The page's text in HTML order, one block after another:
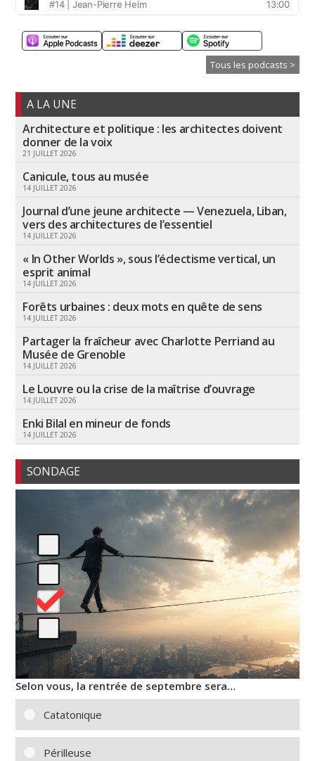
Tous les podcasts >
A LA UNE
Architecture et politique : les architectes doivent
donner de la voix
21 JUILLET 2026
Canicule, tous au musée
14 JUILLET 2026
Journal d’une jeune architecte — Venezuela, Liban,
vers des architectures de l’essentiel
14 JUILLET 2026
« In Other Worlds », sous l’éclectisme vertical, un
esprit animal
14 JUILLET 2026
Forêts urbaines : deux mots en quête de sens
14 JUILLET 2026
Partager la fraîcheur avec Charlotte Perriand au
Musée de Grenoble
14 JUILLET 2026
Le Louvre ou la crise de la maîtrise d’ouvrage
14 JUILLET 2026
Enki Bilal en mineur de fonds
14 JUILLET 2026
SONDAGE
Selon vous, la rentrée de septembre sera…
Catatonique
Périlleuse